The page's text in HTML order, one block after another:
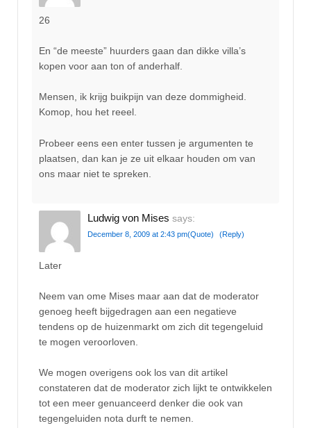
26
En “de meeste” huurders gaan dan dikke villa’s
kopen voor aan ton of anderhalf.
Mensen, ik krijg buikpijn van deze dommigheid.
Komop, hou het reeel.
Probeer eens een enter tussen je argumenten te
plaatsen, dan kan je ze uit elkaar houden om van
ons maar niet te spreken.
Ludwig von Mises says:
December 8, 2009 at 2:43 pm(Quote) (Reply)
Later
Neem van ome Mises maar aan dat de moderator
genoeg heeft bijgedragen aan een negatieve
tendens op de huizenmarkt om zich dit tegengeluid
te mogen veroorloven.
We mogen overigens ook los van dit artikel
constateren dat de moderator zich lijkt te ontwikkelen
tot een meer genuanceerd denker die ook van
tegengeluiden nota durft te nemen.